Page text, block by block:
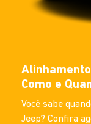
Como e
Você sabe
Jeep? Confira